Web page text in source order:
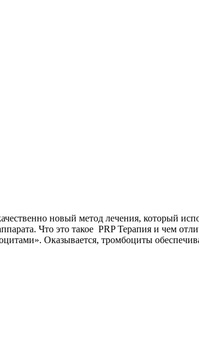
новый метод лечения, который
Что это такое PRP Терапия и чем
Оказывается, тромбоциты